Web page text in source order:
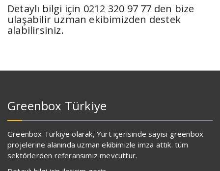
Detaylı bilgi için 0212 320 97 77 den bize
ulaşabilir uzman ekibimizden destek
alabilirsiniz.
Greenbox Türkiye
Greenbox Türkiye olarak, Yurt içerisinde sayısı greenbox
projelerine alanında uzman ekibimizle imza attık. tüm
sektörlerden referansımız mevcuttur.